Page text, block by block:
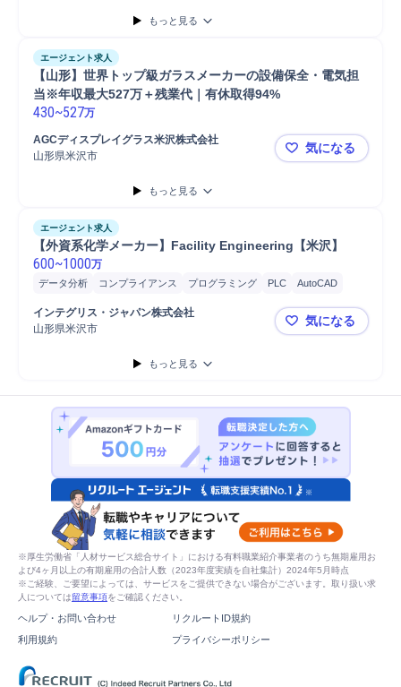
もっと見る
エージェント求人
【山形】世界トップ級ガラスメーカーの設備保全・電気担
当※年収最大527万＋残業代｜有休取得94%
430~527万
AGCディスプレイグラス米沢株式会社
山形県米沢市
【山形】世
気になる
もっと見る
エージェント求人
【外資系化学メーカー】Facility Engineering【米沢】
600~1000万
データ分析 コンプライアンス プログラミング PLC AutoCAD
インテグリス・ジャパン株式会社
山形県米沢市
【外資系化
気になる
もっと見る
※厚生労働省「人材サービス総合サイト」における有料職業紹介事業者のうち無期雇用お
よび4ヶ月以上の有期雇用の合計人数（2023年度実績を自社集計）2024年5月時点
※ご経験、ご要望によっては、サービスをご提供できない場合がございます。取り扱い求
人については留意事項をご確認ください。
ヘルプ・お問い合わせ
リクルートID規約
利用規約
プライバシーポリシー